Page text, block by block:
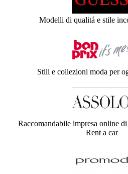
Modelli di qualitá e stile
Stili e collezioni moda per
Raccomandabile impresa online
Rent a car